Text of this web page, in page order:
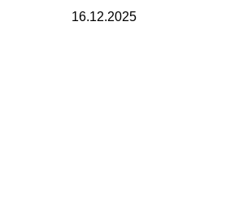
16.12.2025